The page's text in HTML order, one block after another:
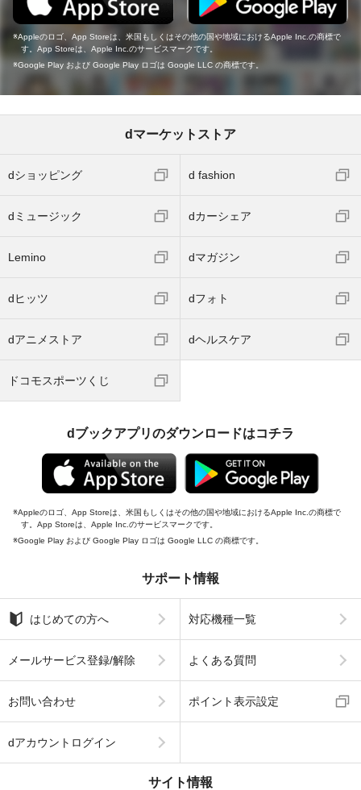
Appleのロゴ、App Storeは、米国もしくはその他の国や地域におけるApple Inc.の商標で
す。App Storeは、Apple Inc.のサービスマークです。
Google Play および Google Play ロゴは Google LLC の商標です。
dマーケットストア
dショッピング d fashion
dミュージック dカーシェア
Lemino dマガジン
dヒッツ dフォト
dアニメストア dヘルスケア
ドコモスポーツくじ
dブックアプリのダウンロードはコチラ
Appleのロゴ、App Storeは、米国もしくはその他の国や地域におけるApple Inc.の商標で
す。App Storeは、Apple Inc.のサービスマークです。
Google Play および Google Play ロゴは Google LLC の商標です。
サポート情報
はじめての方へ 対応機種一覧
メールサービス登録/解除 よくある質問
お問い合わせ ポイント表示設定
dアカウントログイン
サイト情報